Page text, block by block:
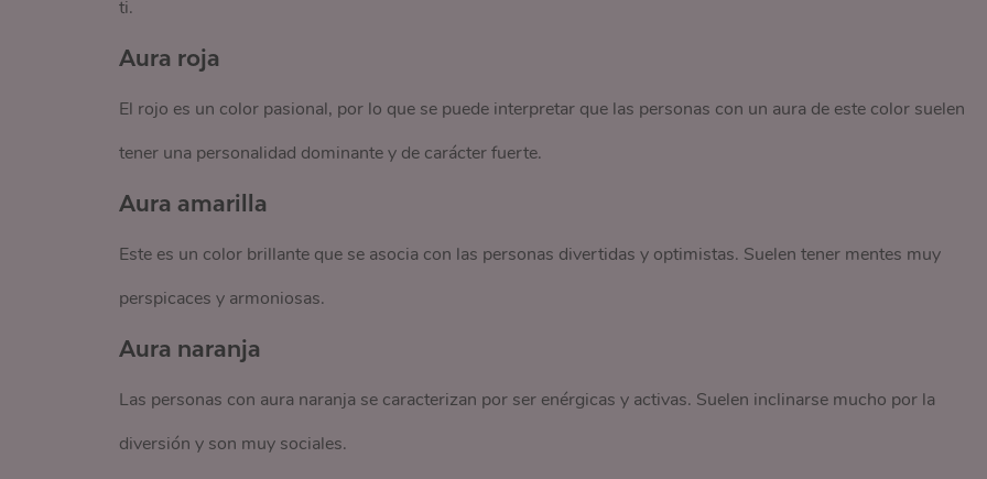
ti.
Aura roja
El rojo es un color pasional, por lo que se puede interpretar que las personas con un aura de este color suelen
tener una personalidad dominante y de carácter fuerte.
Aura amarilla
Este es un color brillante que se asocia con las personas divertidas y optimistas. Suelen tener mentes muy
perspicaces y armoniosas.
Aura naranja
Las personas con aura naranja se caracterizan por ser enérgicas y activas. Suelen inclinarse mucho por la
diversión y son muy sociales.